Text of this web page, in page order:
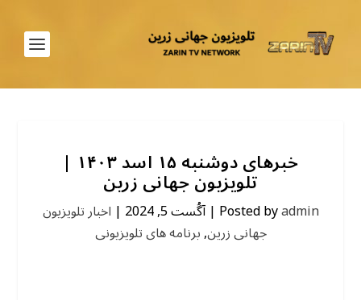
خبرهای دوشنبه ۱۵ اسد ۱۴۰۳ |
تلویزیون جهانی زرین
Posted byadmin
|آگُست 5, 2024 | اخبار تلویزیون
جهانی زرین,برنامه های تلویزیونی